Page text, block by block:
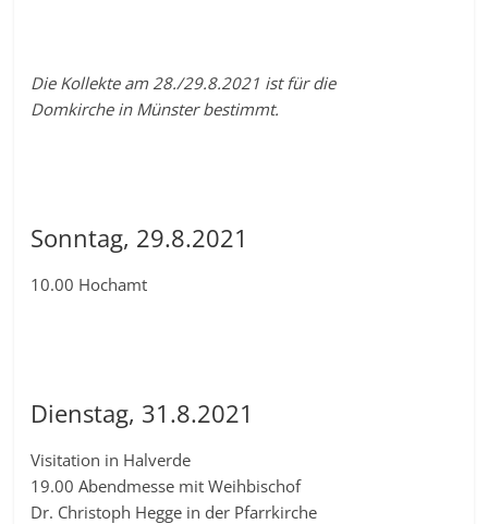
Die Kollekte am 28./29.8.2021 ist für die
Domkirche in Münster bestimmt.
Sonntag, 29.8.2021
10.00 Hochamt
Dienstag, 31.8.2021
Visitation in Halverde
19.00 Abendmesse mit Weihbischof
Dr. Christoph Hegge in der Pfarrkirche